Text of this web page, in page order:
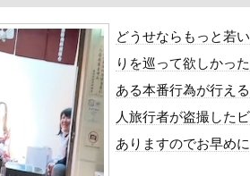
幻となった女性天皇。日本皇族に韓半島の男の
注が700台超 7月販売は125台
「基礎部分破損」中国「全力放流！」台風13号「
いに、、、
督を追及「なぜ負けたのか」
か…1万年ぶり史上最大級の火山の兆し＝韓国の反応
。私が上に物を投げるフリをする → 猫はこうなり
どうせならもっと若
りを巡って欲しかっ
ある本番行為が行え
人旅行者が盗撮した
ありますのでお早めに